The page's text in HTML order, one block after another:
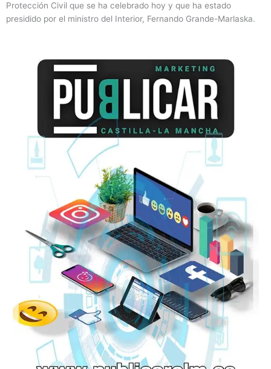
Protección Civil que se ha celebrado hoy y que ha estado
presidido por el ministro del Interior, Fernando Grande-Marlaska.